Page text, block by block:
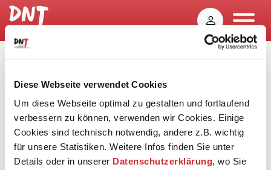
Diese Webseite verwendet Cookies
Um diese Webseite optimal zu gestalten und fortlaufend
verbessern zu können, verwenden wir Cookies. Einige
Cookies sind technisch notwendig, andere z.B. wichtig
für unsere Statistiken. Weitere Infos finden Sie unter
Details oder in unserer Datenschutzerklärung, wo Sie